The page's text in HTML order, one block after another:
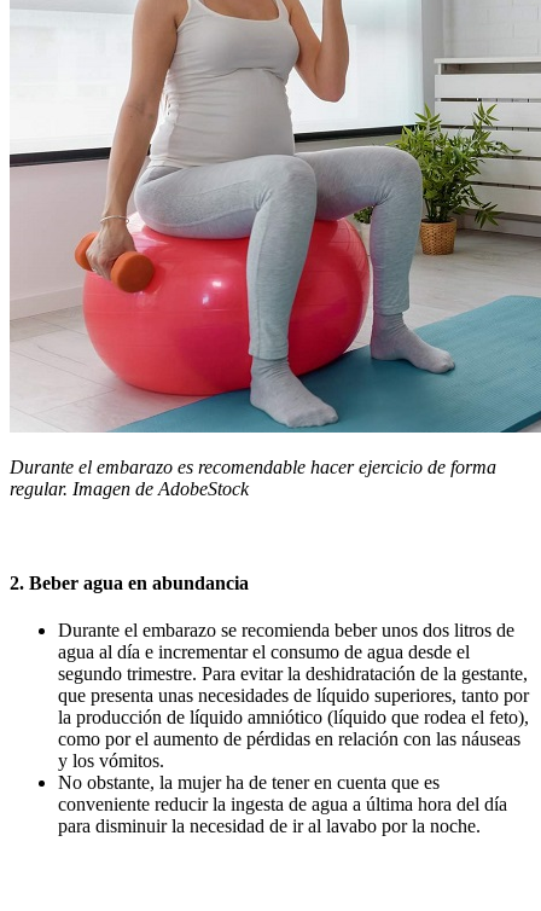
Durante el embarazo es recomendable hacer ejercicio de forma
regular. Imagen de AdobeStock
2. Beber agua en abundancia
Durante el embarazo se recomienda beber unos dos litros de
agua al día e incrementar el consumo de agua desde el
segundo trimestre. Para evitar la deshidratación de la gestante,
que presenta unas necesidades de líquido superiores, tanto por
la producción de líquido amniótico (líquido que rodea el feto),
como por el aumento de pérdidas en relación con las náuseas
y los vómitos.
No obstante, la mujer ha de tener en cuenta que es
conveniente reducir la ingesta de agua a última hora del día
para disminuir la necesidad de ir al lavabo por la noche.